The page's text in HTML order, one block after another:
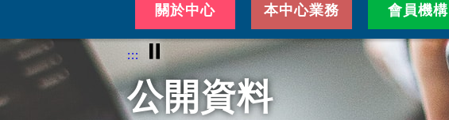
關於中心 本中心業務 會員機構
::: ⏸
公開資料